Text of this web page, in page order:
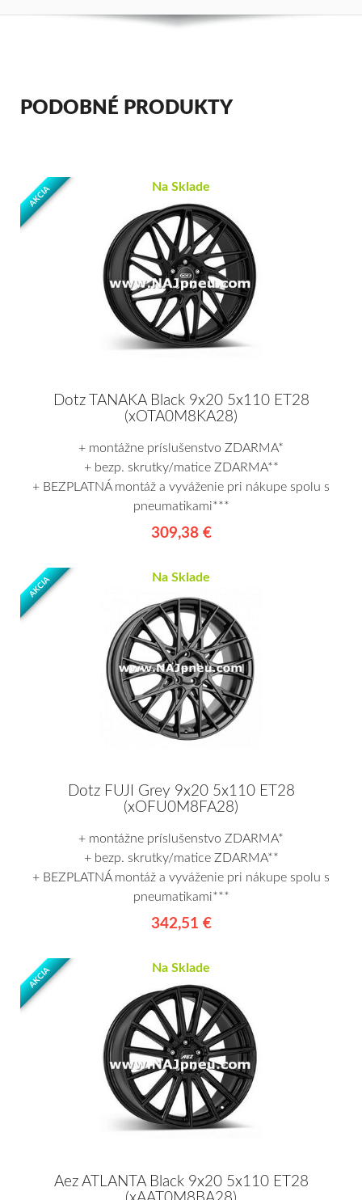
PODOBNÉ PRODUKTY
AKCIA Na Sklade
Dotz TANAKA Black 9x20 5x110 ET28
(xOTA0M8KA28)
+ montážne príslušenstvo ZDARMA*
+ bezp. skrutky/matice ZDARMA**
+ BEZPLATNÁ montáž a vyváženie pri nákupe spolu s
pneumatikami***
309,38 €
AKCIA Na Sklade
Dotz FUJI Grey 9x20 5x110 ET28
(xOFU0M8FA28)
+ montážne príslušenstvo ZDARMA*
+ bezp. skrutky/matice ZDARMA**
+ BEZPLATNÁ montáž a vyváženie pri nákupe spolu s
pneumatikami***
342,51 €
AKCIA Na Sklade
Aez ATLANTA Black 9x20 5x110 ET28